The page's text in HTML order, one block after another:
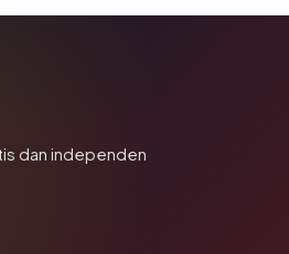
dan independen